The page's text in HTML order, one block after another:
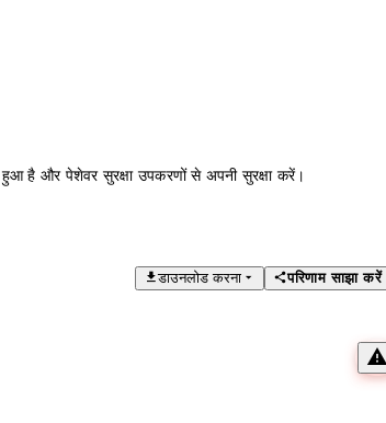
है और पेशेवर सुरक्षा उपकरणों से अपनी सुरक्षा करें।
डाउनलोड करना परिणाम साझा करें